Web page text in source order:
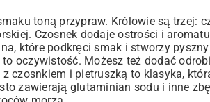
toną przypraw. Królowie są trzej:
Czosnek dodaje ostrości i
które podkręci smak i stworzy
oczywistość. Możesz też dodać
czosnkiem i pietruszką to klasyka,
zawierają glutaminian sodu i inne